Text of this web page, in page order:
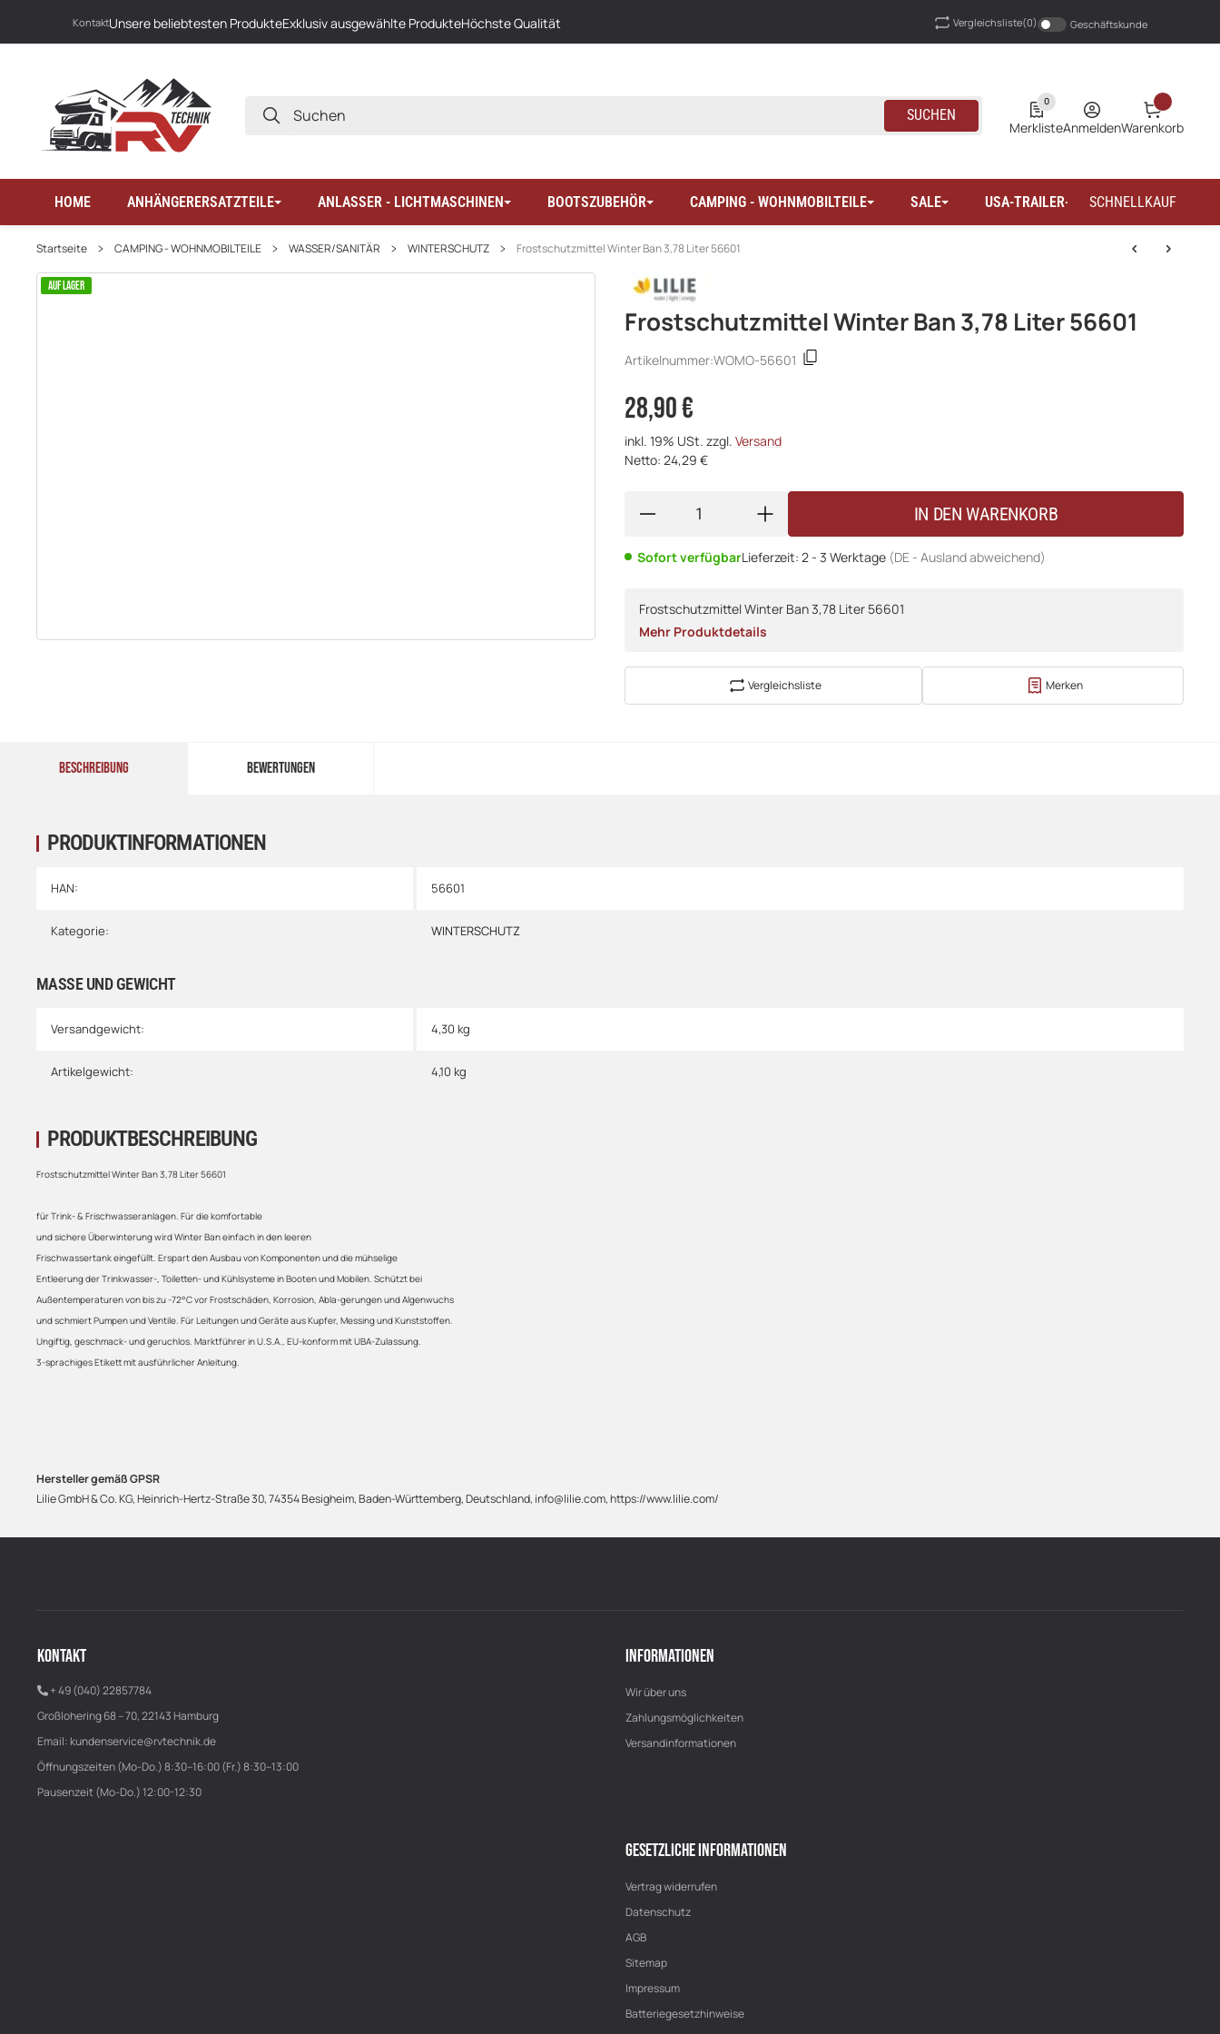
KontaktUnsere beliebtesten ProdukteExklusiv ausgewählte ProdukteHöchste Qualität Vergleichsliste(0) Geschäftskunde
0
MerklisteAnmeldenWarenkorb
SUCHEN SUCHEN
HOME ANHÄNGERERSATZTEILE ANLASSER - LICHTMASCHINEN BOOTSZUBEHÖR CAMPING - WOHNMOBILTEILE SALE USA-TRAILER-WOHNMOBILTEILE
SCHNELLKAUF
Startseite CAMPING - WOHNMOBILTEILE WASSER/SANITÄR WINTERSCHUTZ Frostschutzmittel Winter Ban 3,78 Liter 56601
AUF LAGER
Frostschutzmittel Winter Ban 3,78 Liter 56601
Artikelnummer:WOMO-56601
28,90 €
inkl. 19% USt. zzgl. Versand
Netto: 24,29 €
IN DEN WARENKORB
Sofort verfügbarLieferzeit: 2 - 3 Werktage (DE - Ausland abweichend)
Frostschutzmittel Winter Ban 3,78 Liter 56601
Mehr Produktdetails
Vergleichsliste Merken
BESCHREIBUNG BEWERTUNGEN
PRODUKTINFORMATIONEN
HAN: 56601
Kategorie: WINTERSCHUTZ
MASSE UND GEWICHT
Versandgewicht: 4,30 kg
Artikelgewicht: 4,10 kg
PRODUKTBESCHREIBUNG
Frostschutzmittel Winter Ban 3,78 Liter 56601
für Trink- & Frischwasseranlagen. Für die komfortable
und sichere Überwinterung wird Winter Ban einfach in den leeren
Frischwassertank eingefüllt. Erspart den Ausbau von Komponenten und die mühselige
Entleerung der Trinkwasser-, Toiletten- und Kühlsysteme in Booten und Mobilen. Schützt bei
Außentemperaturen von bis zu -72°C vor Frostschäden, Korrosion, Abla-gerungen und Algenwuchs
und schmiert Pumpen und Ventile. Für Leitungen und Geräte aus Kupfer, Messing und Kunststoffen.
Ungiftig, geschmack- und geruchlos. Marktführer in U.S.A., EU-konform mit UBA-Zulassung.
3-sprachiges Etikett mit ausführlicher Anleitung.
Hersteller gemäß GPSR
Lilie GmbH & Co. KG, Heinrich-Hertz-Straße 30, 74354 Besigheim, Baden-Württemberg, Deutschland, info@lilie.com, https://www.lilie.com/
KONTAKT
+ 49 (040) 22857784
Großlohering 68 – 70, 22143 Hamburg
Email: kundenservice@rvtechnik.de
Öffnungszeiten (Mo-Do.) 8:30–16:00 (Fr.) 8:30–13:00
Pausenzeit (Mo-Do.) 12:00-12:30
INFORMATIONEN
Wir über uns
Zahlungsmöglichkeiten
Versandinformationen
GESETZLICHE INFORMATIONEN
Vertrag widerrufen
Datenschutz
AGB
Sitemap
Impressum
Batteriegesetzhinweise